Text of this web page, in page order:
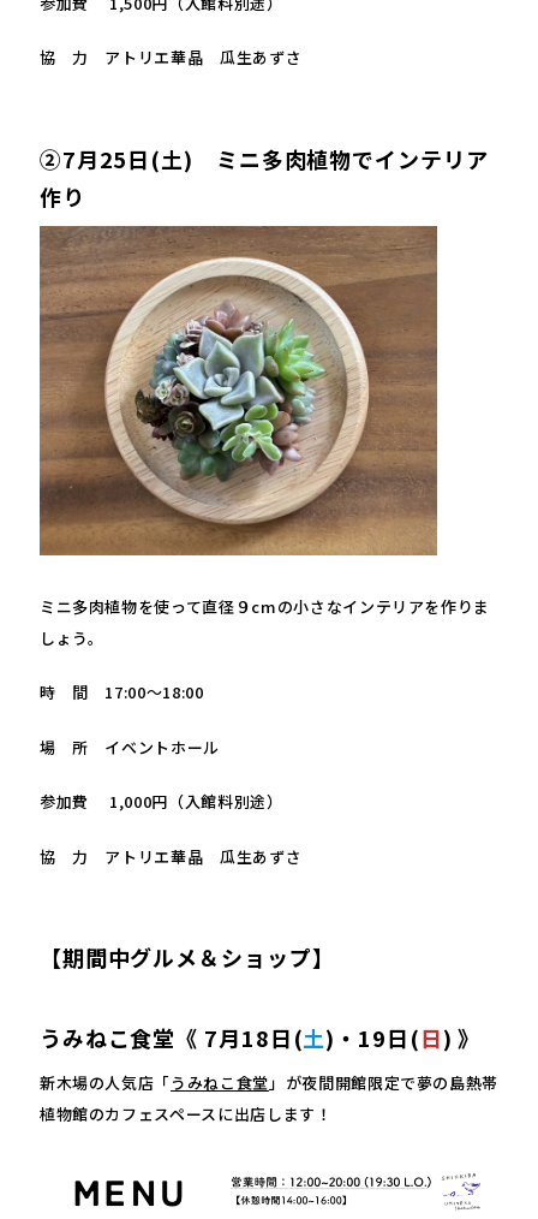
協 力 アトリエ華晶 瓜生あずさ
②7月25日(土) ミニ多肉植物でインテリア
作り
ミニ多肉植物を使って直径９cmの小さなインテリアを作りま
しょう。
時 間 17:00～18:00
場 所 イベントホール
参加費 1,000円（入館料別途）
協 力 アトリエ華晶 瓜生あずさ
【期間中グルメ＆ショップ】
うみねこ食堂《 7月18日(土)・19日(日) 》
新木場の人気店「うみねこ食堂」が夜間開館限定で夢の島熱帯
植物館のカフェスペースに出店します！